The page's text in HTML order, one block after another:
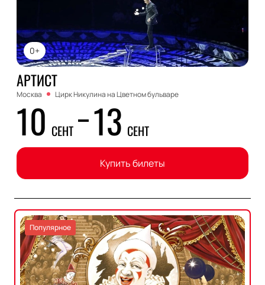
0+
АРТИСТ
Москва Цирк Никулина на Цветном бульваре
10 СЕНТ 13 СЕНТ
Купить билеты
Популярное